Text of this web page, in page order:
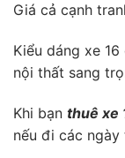
Giá cả cạnh
Kiểu dáng xe
nội thất sang
Khi bạn thuê xe
nếu đi các